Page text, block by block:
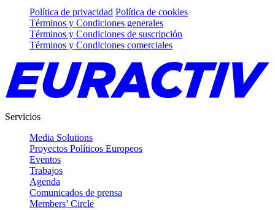
Política de privacidad Política de cookies
Términos y Condiciones generales
Términos y Condiciones de suscripción
Términos y Condiciones comerciales
Servicios
Media Solutions
Proyectos Políticos Europeos
Eventos
Trabajos
Agenda
Comunicados de prensa
Members’ Circle